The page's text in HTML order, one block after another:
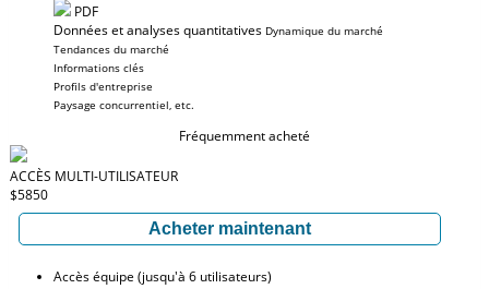
PDF
Données et analyses quantitatives Dynamique du marché
Tendances du marché
Informations clés
Profils d'entreprise
Paysage concurrentiel, etc.
Fréquemment acheté
ACCÈS MULTI-UTILISATEUR
$5850
Acheter maintenant
Accès équipe (jusqu'à 6 utilisateurs)